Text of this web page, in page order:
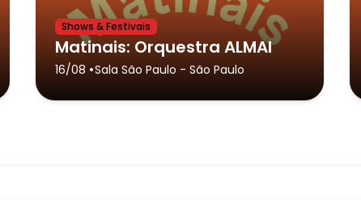
Shows & Festivais
Matinais: Orquestra ALMAI
16/08 •Sala São Paulo - São Paulo